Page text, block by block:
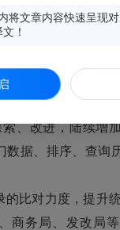
数据质量。
2020年
分利用“鼓楼智脑”
询平台”开发，能
库统一比对，有效
、改进，陆续增
数据、排序、查询
的比对力度，提升
商务局、发改局
将文章内容快速呈现
！